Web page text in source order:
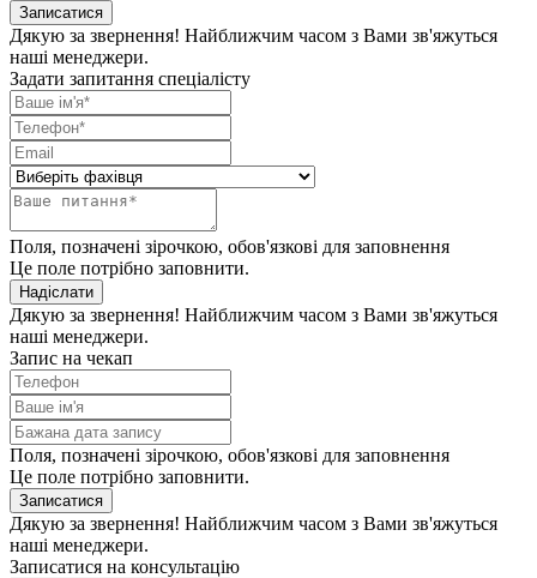
Записатися
Дякую за звернення! Найближчим часом з Вами зв'яжуться
наші менеджери.
Задати запитання спеціалісту
Поля, позначені зірочкою, обов'язкові для заповнення
Це поле потрібно заповнити.
Надіслати
Дякую за звернення! Найближчим часом з Вами зв'яжуться
наші менеджери.
Запис на чекап
Поля, позначені зірочкою, обов'язкові для заповнення
Це поле потрібно заповнити.
Записатися
Дякую за звернення! Найближчим часом з Вами зв'яжуться
наші менеджери.
Записатися на консультацію